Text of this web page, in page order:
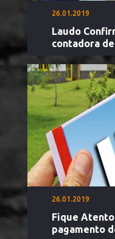
26.01.2019
Laudo
contadora
26.01.2019
Fique
pagamento